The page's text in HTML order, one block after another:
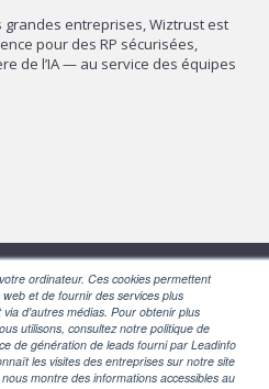
ordinateur. Ces cookies permettent
et de fournir des services plus
d'autres médias. Pour obtenir plus
utilisons, consultez notre politique de
de génération de leads fourni par Leadinfo
les visites des entreprises sur notre site
montre des informations accessibles au
entreprises, Wiztrust est
pour des RP sécurisées,
de l’IA — au service des équipes
NOUS